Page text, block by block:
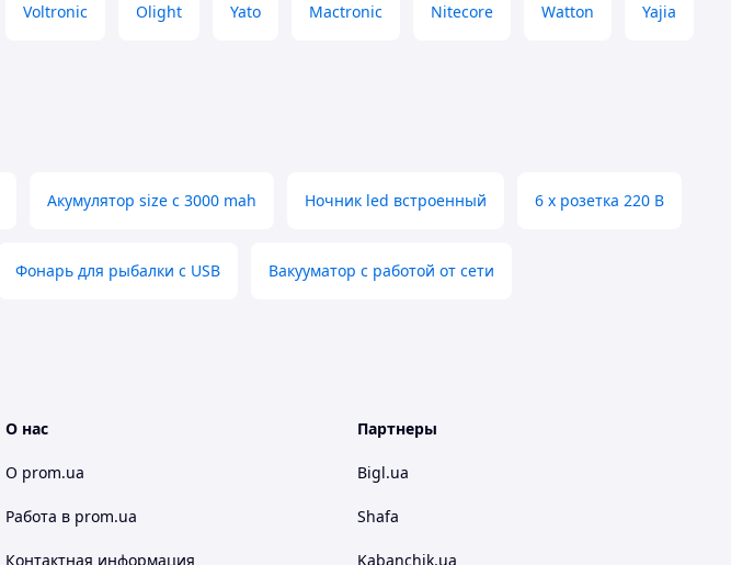
Voltronic Olight Yato Mactronic Nitecore Watton Yajia
Акумулятор size c 3000 mah Ночник led встроенный 6 х розетка 220 В
Фонарь для рыбалки с USB Вакууматор с работой от сети
О нас
О prom.ua
Работа в prom.ua
Контактная информация
Партнеры
Bigl.ua
Shafa
Kabanchik.ua